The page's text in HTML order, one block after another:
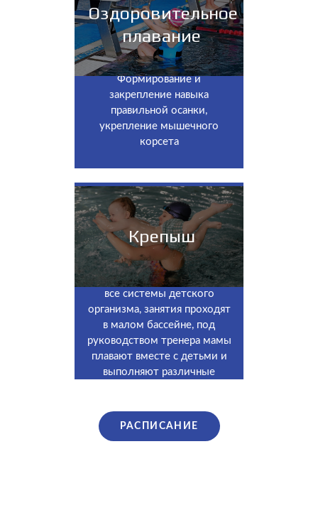
Оздоровительное
плавание
Формирование и
закрепление навыка
правильной осанки,
укрепление мышечного
корсета
Крепыш
Развиваются и укрепляются
все системы детского
организма, занятия проходят
в малом бассейне, под
руководством тренера мамы
плавают вместе с детьми и
выполняют различные
РАСПИСАНИЕ